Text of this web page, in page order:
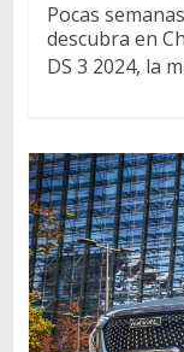
Pocas
descubra en
DS 3 2024, la